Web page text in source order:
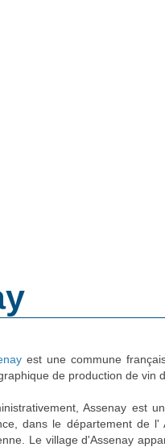
est une commune
de production de vin
Assenay est
dans le département de
Le village d'Assenay